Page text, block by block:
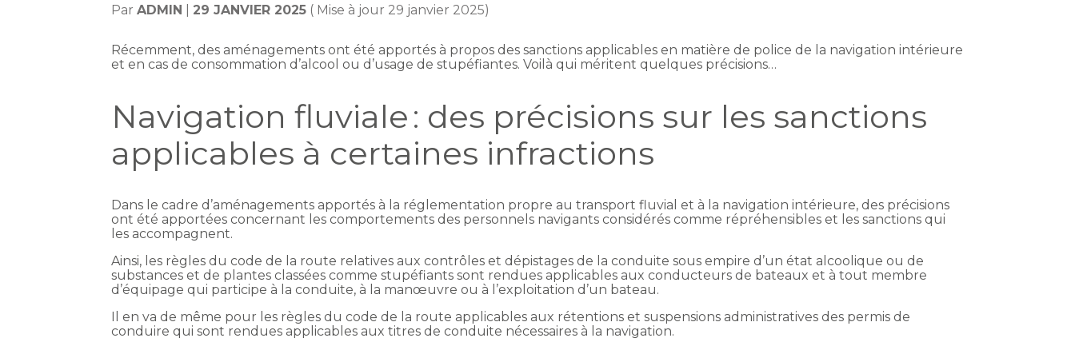
ParADMIN 29 JANVIER 2025 ( Mise à jour 29 janvier 2025)
Récemment, des aménagements ont été apportés à propos des sanctions applicables en matière de police de la navigation intérieure
et en cas de consommation d’alcool ou d’usage de stupéfiantes. Voilà qui méritent quelques précisions…
Navigation fluviale : des précisions sur les sanctions
applicables à certaines infractions
Dans le cadre d’aménagements apportés à la réglementation propre au transport fluvial et à la navigation intérieure, des précisions
ont été apportées concernant les comportements des personnels navigants considérés comme répréhensibles et les sanctions qui
les accompagnent.
Ainsi, les règles du code de la route relatives aux contrôles et dépistages de la conduite sous empire d’un état alcoolique ou de
substances et de plantes classées comme stupéfiants sont rendues applicables aux conducteurs de bateaux et à tout membre
d’équipage qui participe à la conduite, à la manœuvre ou à l’exploitation d’un bateau.
Il en va de même pour les règles du code de la route applicables aux rétentions et suspensions administratives des permis de
conduire qui sont rendues applicables aux titres de conduite nécessaires à la navigation.